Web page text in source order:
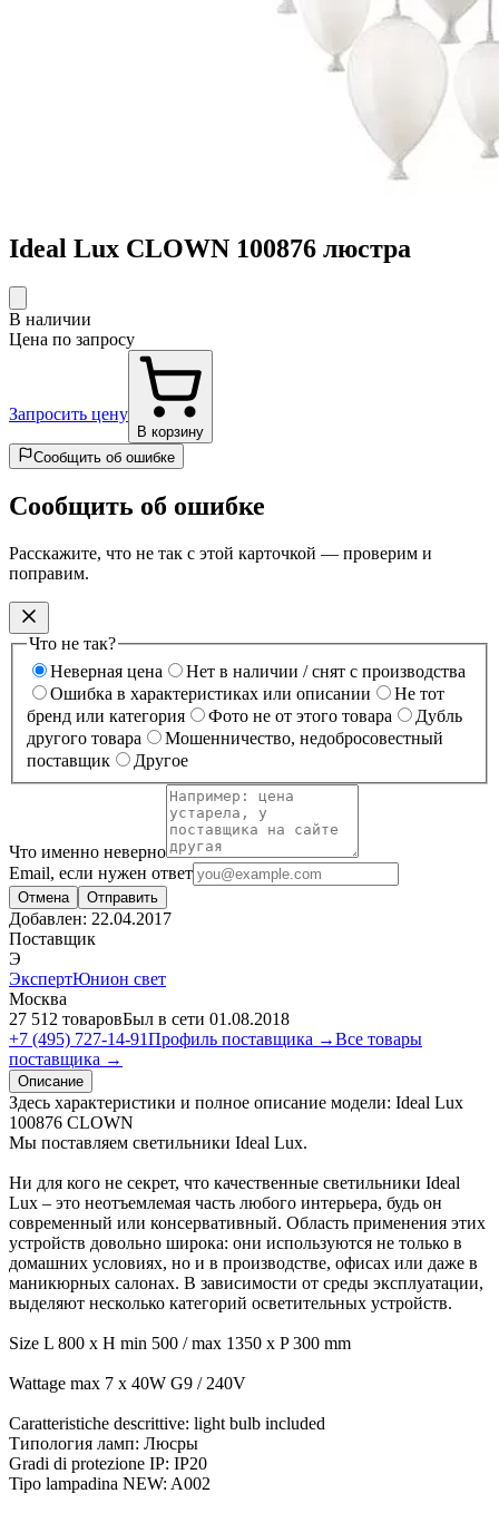
Ideal Lux CLOWN 100876 люстра
В наличии
Цена по запросу
Запросить цену
В корзину
Сообщить об ошибке
Сообщить об ошибке
Расскажите, что не так с этой карточкой — проверим и
поправим.
Что не так?
Неверная цена
Нет в наличии / снят с производства
Ошибка в характеристиках или описании
Не тот
бренд или категория
Фото не от этого товара
Дубль
другого товара
Мошенничество, недобросовестный
поставщик
Другое
Что именно неверно
Email, если нужен ответ
Отмена Отправить
Добавлен: 22.04.2017
Поставщик
Э
ЭкспертЮнион свет
Москва
27 512 товаровБыл в сети 01.08.2018
+7 (495) 727-14-91Профиль поставщика →Все товары
поставщика →
Описание
Здесь характеристики и полное описание модели: Ideal Lux
100876 CLOWN
Мы поставляем светильники Ideal Lux.
Ни для кого не секрет, что качественные светильники Ideal
Lux – это неотъемлемая часть любого интерьера, будь он
современный или консервативный. Область применения этих
устройств довольно широка: они используются не только в
домашних условиях, но и в производстве, офисах или даже в
маникюрных салонах. В зависимости от среды эксплуатации,
выделяют несколько категорий осветительных устройств.
Size L 800 x H min 500 / max 1350 x P 300 mm
Wattage max 7 x 40W G9 / 240V
Caratteristiche descrittive: light bulb included
Типология ламп: Люсры
Gradi di protezione IP: IP20
Tipo lampadina NEW: A002